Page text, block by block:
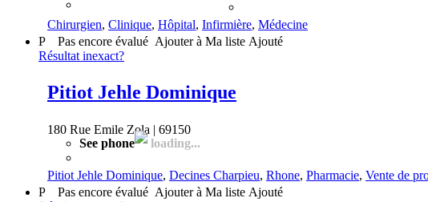
Chirurgien, Clinique, Hôpital, Infirmière, Médecine
P
Pas encore évalué Ajouter à Ma liste Ajouté
Résultat inexact?
Pitiot Jehle Dominique
180 Rue Emile Zola | 69150
See phone
loading...
Pitiot Jehle Dominique, Decines Charpieu, Rhone, Pharmacie, Vente de
P
Pas encore évalué Ajouter à Ma liste Ajouté